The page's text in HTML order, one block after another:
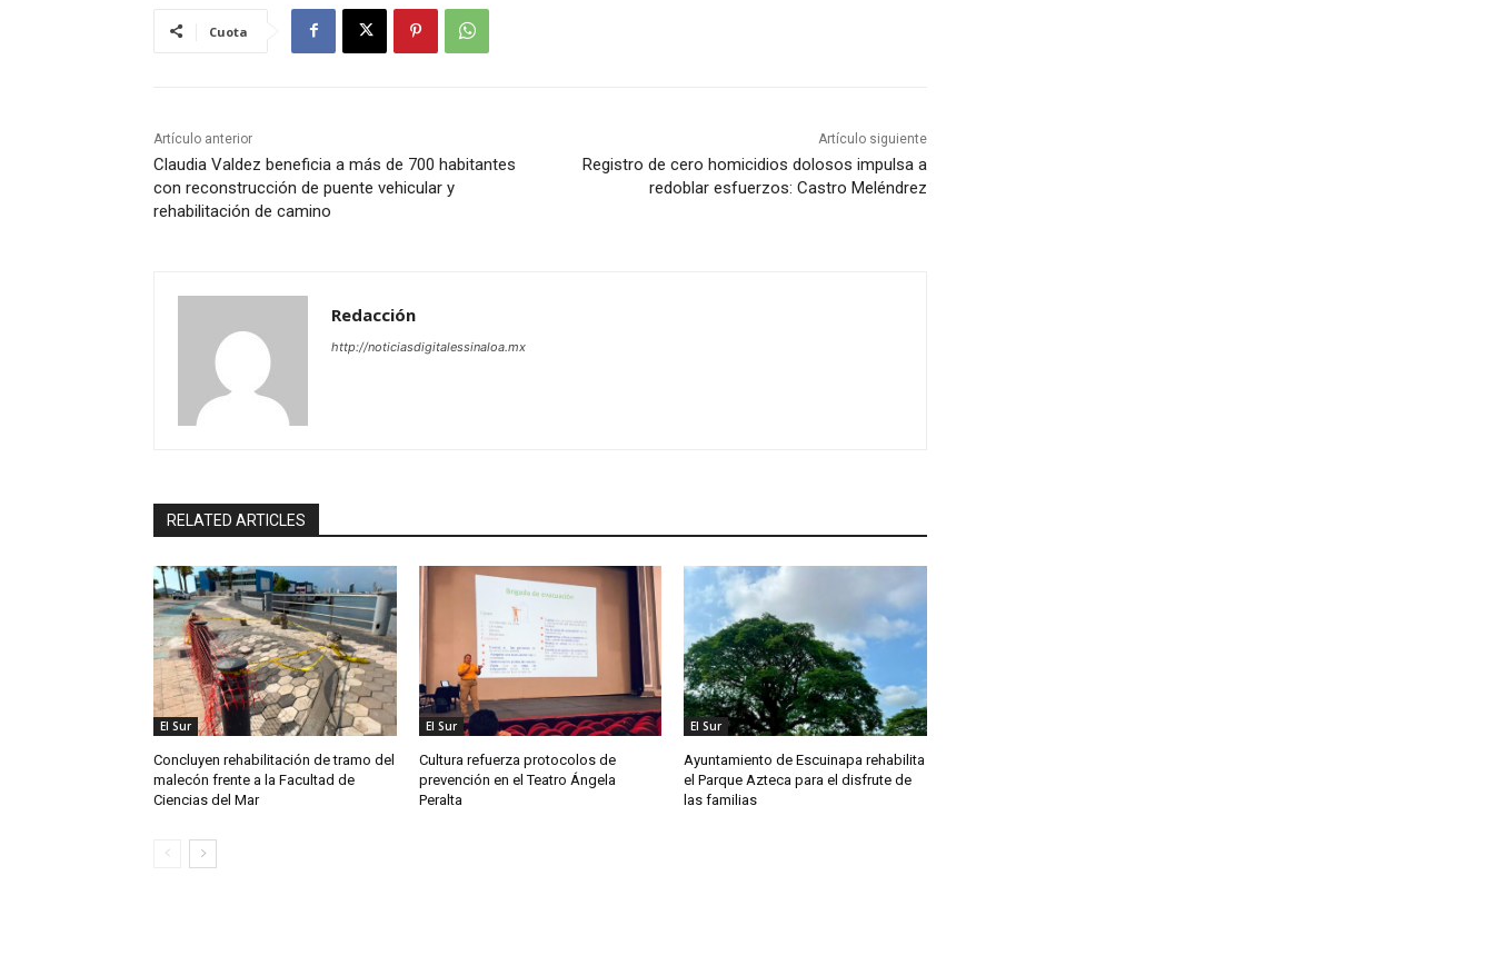
Cuota
Artículo anterior
Claudia Valdez beneficia a más de 700 habitantes
con reconstrucción de puente vehicular y
rehabilitación de camino
Artículo siguiente
Registro de cero homicidios dolosos impulsa a
redoblar esfuerzos: Castro Meléndrez
Redacción
http://noticiasdigitalessinaloa.mx
RELATED ARTICLES
El Sur
Concluyen rehabilitación de tramo del
malecón frente a la Facultad de
Ciencias del Mar
El Sur
Cultura refuerza protocolos de
prevención en el Teatro Ángela
Peralta
El Sur
Ayuntamiento de Escuinapa rehabilita
el Parque Azteca para el disfrute de
las familias